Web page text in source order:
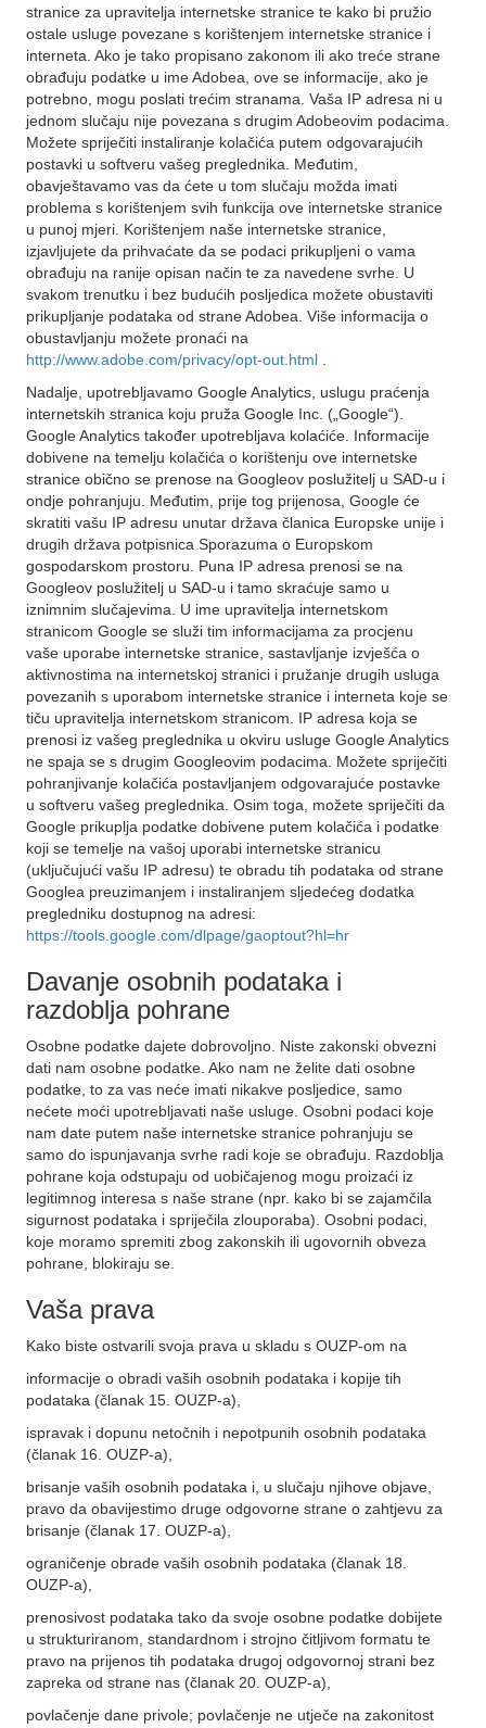
stranice za upravitelja internetske stranice te kako bi pružio
ostale usluge povezane s korištenjem internetske stranice i
interneta. Ako je tako propisano zakonom ili ako treće strane
obrađuju podatke u ime Adobea, ove se informacije, ako je
potrebno, mogu poslati trećim stranama. Vaša IP adresa ni u
jednom slučaju nije povezana s drugim Adobeovim podacima.
Možete spriječiti instaliranje kolačića putem odgovarajućih
postavki u softveru vašeg preglednika. Međutim,
obavještavamo vas da ćete u tom slučaju možda imati
problema s korištenjem svih funkcija ove internetske stranice
u punoj mjeri. Korištenjem naše internetske stranice,
izjavljujete da prihvaćate da se podaci prikupljeni o vama
obrađuju na ranije opisan način te za navedene svrhe. U
svakom trenutku i bez budućih posljedica možete obustaviti
prikupljanje podataka od strane Adobea. Više informacija o
obustavljanju možete pronaći na
http://www.adobe.com/privacy/opt-out.html
Nadalje, upotrebljavamo Google Analytics, uslugu praćenja
internetskih stranica koju pruža Google Inc. („Google“).
Google Analytics također upotrebljava kolaćiće. Informacije
dobivene na temelju kolačića o korištenju ove internetske
stranice obično se prenose na Googleov poslužitelj u SAD-u i
ondje pohranjuju. Međutim, prije tog prijenosa, Google će
skratiti vašu IP adresu unutar država članica Europske unije i
drugih država potpisnica Sporazuma o Europskom
gospodarskom prostoru. Puna IP adresa prenosi se na
Googleov poslužitelj u SAD-u i tamo skraćuje samo u
iznimnim slučajevima. U ime upravitelja internetskom
stranicom Google se služi tim informacijama za procjenu
vaše uporabe internetske stranice, sastavljanje izvješća o
aktivnostima na internetskoj stranici i pružanje drugih usluga
povezanih s uporabom internetske stranice i interneta koje se
tiču upravitelja internetskom stranicom. IP adresa koja se
prenosi iz vašeg preglednika u okviru usluge Google Analytics
ne spaja se s drugim Googleovim podacima. Možete spriječiti
pohranjivanje kolačića postavljanjem odgovarajuće postavke
u softveru vašeg preglednika. Osim toga, možete spriječiti da
Google prikuplja podatke dobivene putem kolačića i podatke
koji se temelje na vašoj uporabi internetske stranicu
(uključujući vašu IP adresu) te obradu tih podataka od strane
Googlea preuzimanjem i instaliranjem sljedećeg dodatka
pregledniku dostupnog na adresi:
https://tools.google.com/dlpage/gaoptout?hl=hr
Davanje osobnih podataka i
razdoblja pohrane
Osobne podatke dajete dobrovoljno. Niste zakonski obvezni
dati nam osobne podatke. Ako nam ne želite dati osobne
podatke, to za vas neće imati nikakve posljedice, samo
nećete moći upotrebljavati naše usluge. Osobni podaci koje
nam date putem naše internetske stranice pohranjuju se
samo do ispunjavanja svrhe radi koje se obrađuju. Razdoblja
pohrane koja odstupaju od uobičajenog mogu proizaći iz
legitimnog interesa s naše strane (npr. kako bi se zajamčila
sigurnost podataka i spriječila zlouporaba). Osobni podaci,
koje moramo spremiti zbog zakonskih ili ugovornih obveza
pohrane, blokiraju se.
Vaša prava
Kako biste ostvarili svoja prava u skladu s OUZP-om na
informacije o obradi vaših osobnih podataka i kopije tih
podataka (članak 15. OUZP-a),
ispravak i dopunu netočnih i nepotpunih osobnih podataka
(članak 16. OUZP-a),
brisanje vaših osobnih podataka i, u slučaju njihove objave,
pravo da obavijestimo druge odgovorne strane o zahtjevu za
brisanje (članak 17. OUZP-a),
ograničenje obrade vaših osobnih podataka (članak 18.
OUZP-a),
prenosivost podataka tako da svoje osobne podatke dobijete
u strukturiranom, standardnom i strojno čitljivom formatu te
pravo na prijenos tih podataka drugoj odgovornoj strani bez
zapreka od strane nas (članak 20. OUZP-a),
povlačenje dane privole; povlačenje ne utječe na zakonitost